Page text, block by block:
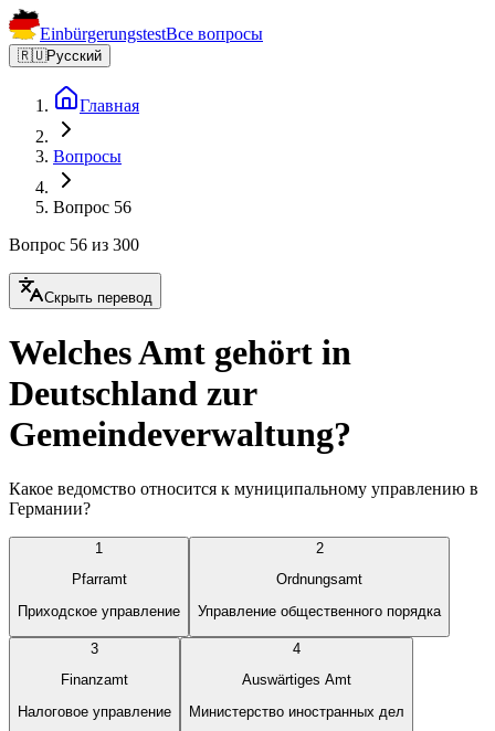
EinbürgerungstestВсе вопросы
🇷🇺Русский
Главная
Вопросы
Вопрос 56
Вопрос 56 из 300
Скрыть перевод
Welches Amt gehört in
Deutschland zur
Gemeindeverwaltung?
Какое ведомство относится к муниципальному управлению в
Германии?
1
Pfarramt
Приходское управление
2
Ordnungsamt
Управление общественного порядка
3
Finanzamt
Налоговое управление
4
Auswärtiges Amt
Министерство иностранных дел